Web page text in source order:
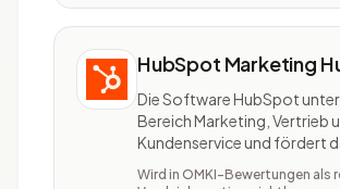
HubSpot Marketing
Die Software HubSpot
Bereich Marketing, Vertrieb
Kundenservice und fördert
Wachstum eines
Wird in OMKI-Bewertungen als